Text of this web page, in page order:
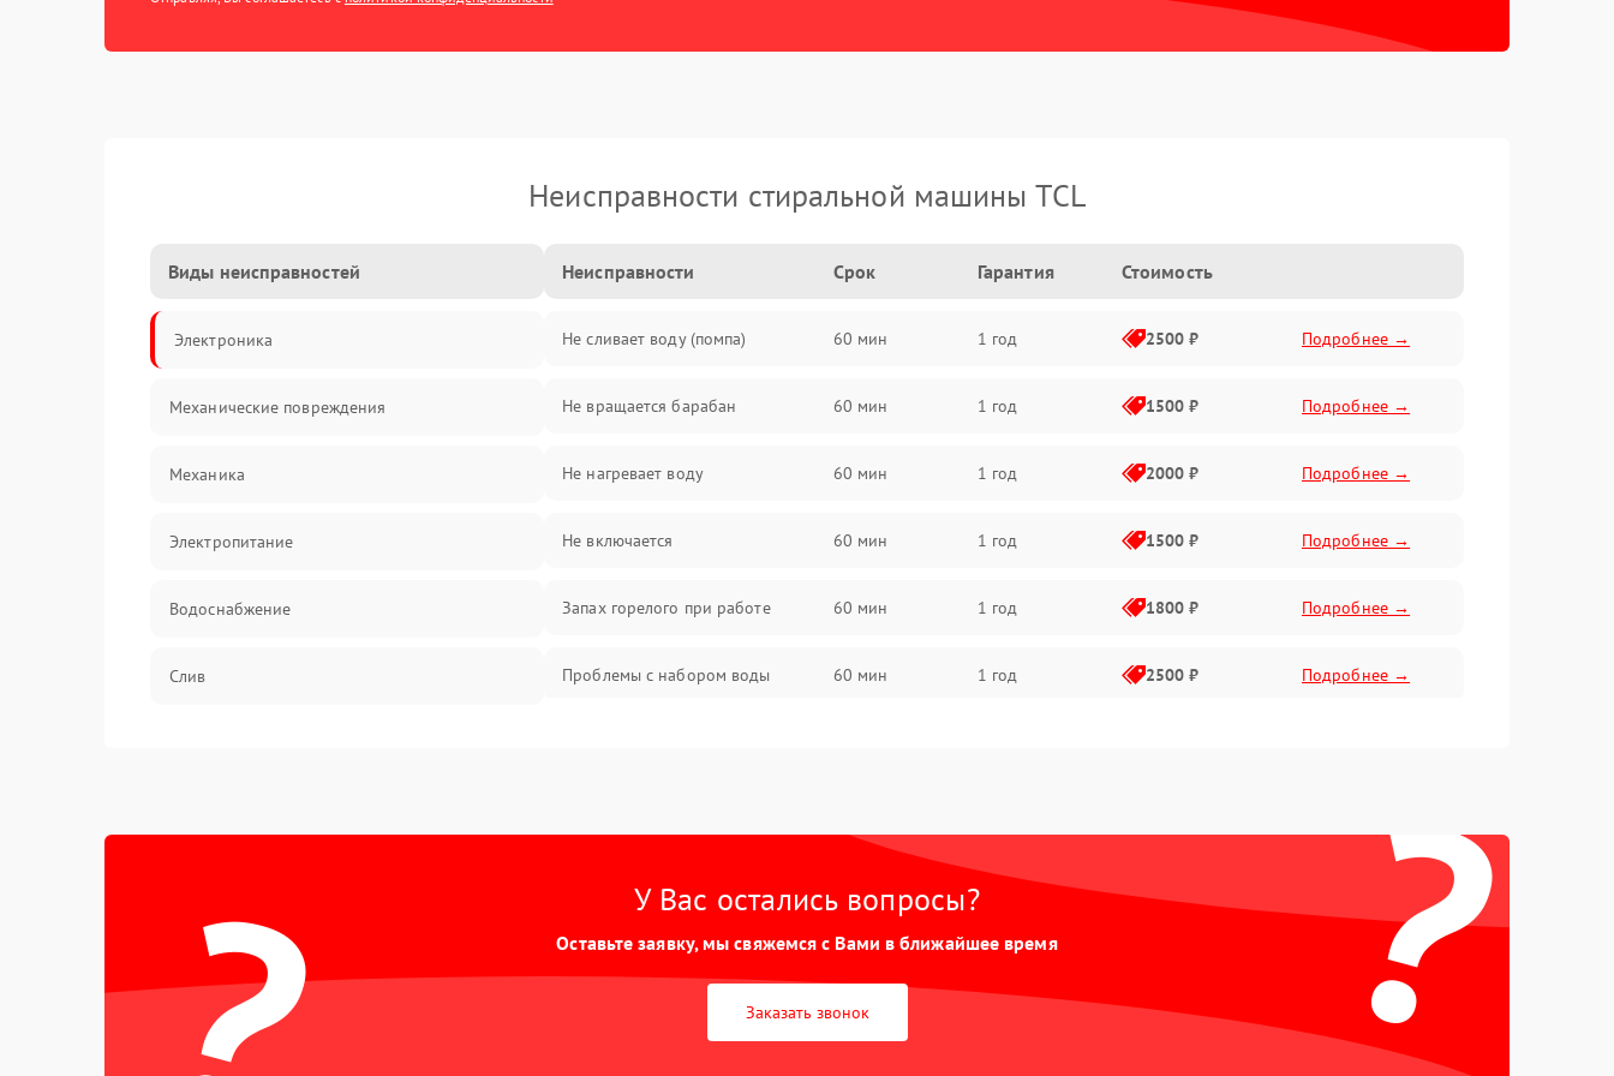
Неисправности стиральной машины TCL
Виды неисправностей
Электроника
Механические повреждения
Механика
Электропитание
Водоснабжение
Слив
Неисправности Срок Гарантия Стоимость
Не сливает воду (помпа) 60 мин 1 год 2500 ₽ Подробнее →
Не вращается барабан 60 мин 1 год 1500 ₽ Подробнее →
Не нагревает воду 60 мин 1 год 2000 ₽ Подробнее →
Не включается 60 мин 1 год 1500 ₽ Подробнее →
Запах горелого при работе 60 мин 1 год 1800 ₽ Подробнее →
Проблемы с набором воды 60 мин 1 год 2500 ₽ Подробнее →
?
У Вас остались вопросы?
Оставьте заявку, мы свяжемся с Вами в ближайшее время
Заказать звонок